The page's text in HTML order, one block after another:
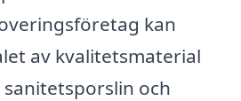
kan
av kvalitetsmaterial
sanitetsporslin och